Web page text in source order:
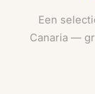
Een
Canaria —